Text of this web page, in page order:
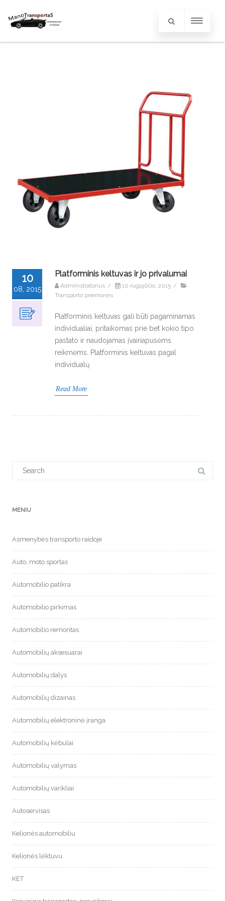
10
08, 2015
Platforminis keltuvas ir jo privalumai
Administratorius / 10 rugpjūčio, 2015 /
Transporto priemonės
Platforminis keltuvas gali būti pagaminamas
individualiai, pritaikomas prie bet kokio tipo
pastato ir naudojamas įvairiapusėms
reikmėms. Platforminis keltuvas pagal
individualų
Read More
MENIU
Asmenybės transporto raidoje
Auto, moto sportas
Automobilio patikra
Automobilio pirkimas
Automobilio remontas
Automobilių aksesuarai
Automobilių dalys
Automobilių dizainas
Automobilių elektroninė įranga
Automobilių kėbulai
Automobilių valymas
Automobilių varikliai
Autoservisas
Kelionės automobiliu
Kelionės lėktuvu
KET